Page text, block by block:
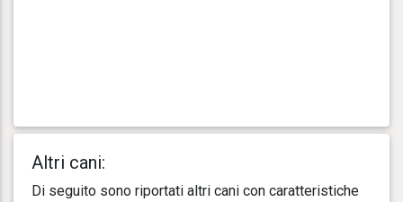
Altri cani:
Di seguito sono riportati altri cani con caratteristiche